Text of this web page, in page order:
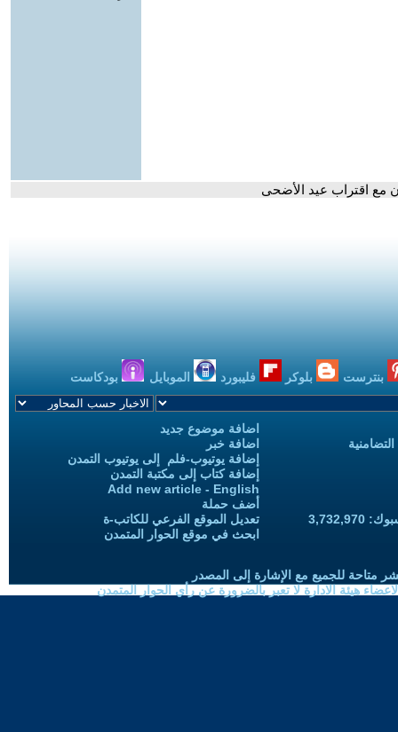
مع اقتراب عيد الأضحى
بنترست بلوكر فليبورد الموبايل بودكاست
اضافة موضوع جديد
اضافة خبر
إضافة يوتيوب-فلم إلى يوتيوب التمدن
إضافة كتاب إلى مكتبة التمدن
Add new article - English
أضف حملة
تعديل الموقع الفرعي للكاتب-ة
ابحث في موقع الحوار المتمدن
متاحة للجميع مع الإشارة إلى المصدر
هيئة الادارة لا تعبر بالضرورة عن رأي الحوار المتمدن